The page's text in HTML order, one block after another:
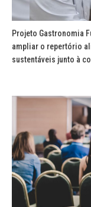
Projeto Gastronomia
ampliar o repertório
sustentáveis junto à